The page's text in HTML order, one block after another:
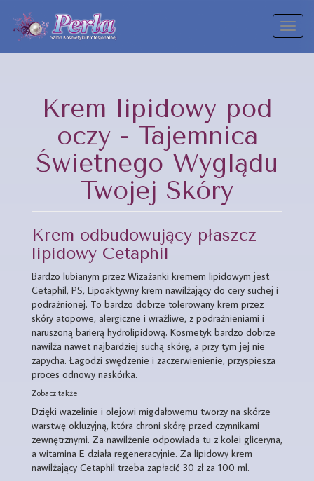
Krem lipidowy pod
oczy - Tajemnica
Świetnego Wyglądu
Twojej Skóry
Krem odbudowujący płaszcz
lipidowy Cetaphil
Bardzo lubianym przez Wizażanki kremem lipidowym jest
Cetaphil, PS, Lipoaktywny krem nawilżający do cery suchej i
podrażnionej. To bardzo dobrze tolerowany krem przez
skóry atopowe, alergiczne i wrażliwe, z podrażnieniami i
naruszoną barierą hydrolipidową. Kosmetyk bardzo dobrze
nawilża nawet najbardziej suchą skórę, a przy tym jej nie
zapycha. Łagodzi swędzenie i zaczerwienienie, przyspiesza
proces odnowy naskórka.
Zobacz także
Dzięki wazelinie i olejowi migdałowemu tworzy na skórze
warstwę okluzyjną, która chroni skórę przed czynnikami
zewnętrznymi. Za nawilżenie odpowiada tu z kolei gliceryna,
a witamina E działa regeneracyjnie. Za lipidowy krem
nawilżający Cetaphil trzeba zapłacić 30 zł za 100 ml.